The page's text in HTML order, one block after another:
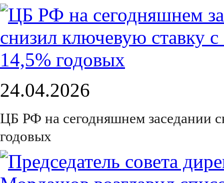
24.04.2026
ЦБ РФ на сегодняшнем заседании
годовых